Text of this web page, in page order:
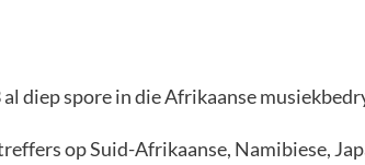
diep spore in die Afrikaanse
op Suid-Afrikaanse, Namibiese,